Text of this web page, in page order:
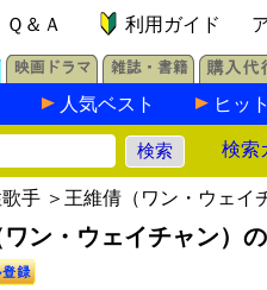
Ｑ＆Ａ 利用ガイド
人気ベスト ヒッ
検索
手 ＞王維倩（ワン・ウェイ
ン・ウェイチャン）